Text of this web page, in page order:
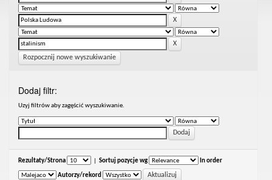
Rozpocznij nowe wyszukiwanie
Dodaj filtr:
Uzyj filtrów aby zagęścić wyszukiwanie.
Rezultaty/Strona Sortuj pozycje wg In order
Autorzy/rekord